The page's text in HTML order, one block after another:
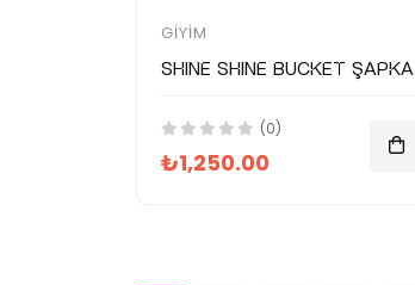
GIYIM
SHINE SHINE Bucket Şapka
(0)
₺1,250.00